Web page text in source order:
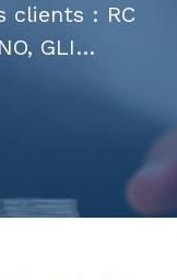
clients : RC
GLI…